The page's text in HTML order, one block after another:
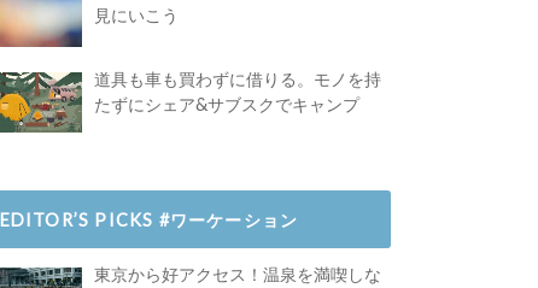
見にいこう
道具も車も買わずに借りる。モノを持
たずにシェア&サブスクでキャンプ
EDITOR’S PICKS #ワーケーション
東京から好アクセス！温泉を満喫しな